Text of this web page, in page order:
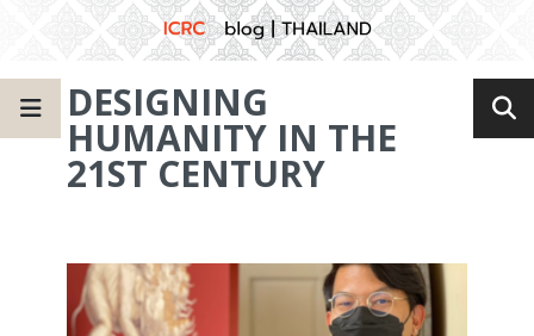
DESIGNING
HUMANITY IN THE
21ST CENTURY